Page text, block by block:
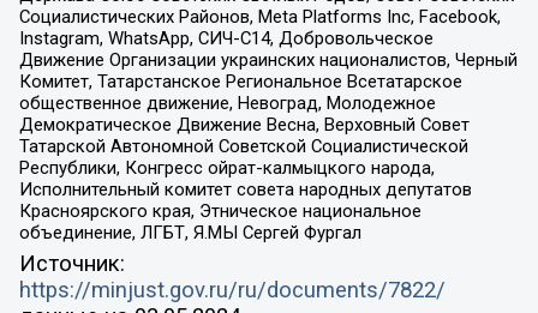
Социалистических Районов, Meta Platforms Inc, Facebook,
Instagram, WhatsApp, СИЧ-С14, Добровольческое
Движение Организации украинских националистов, Черный
Комитет, Татарстанское Региональное Всетатарское
общественное движение, Невоград, Молодежное
Демократическое Движение Весна, Верховный Совет
Татарской Автономной Советской Социалистической
Республики, Конгресс ойрат-калмыцкого народа,
Исполнительный комитет совета народных депутатов
Красноярского края, Этническое национальное
объединение, ЛГБТ, Я.МЫ Сергей Фургал
Источник:
https://minjust.gov.ru/ru/documents/7822/